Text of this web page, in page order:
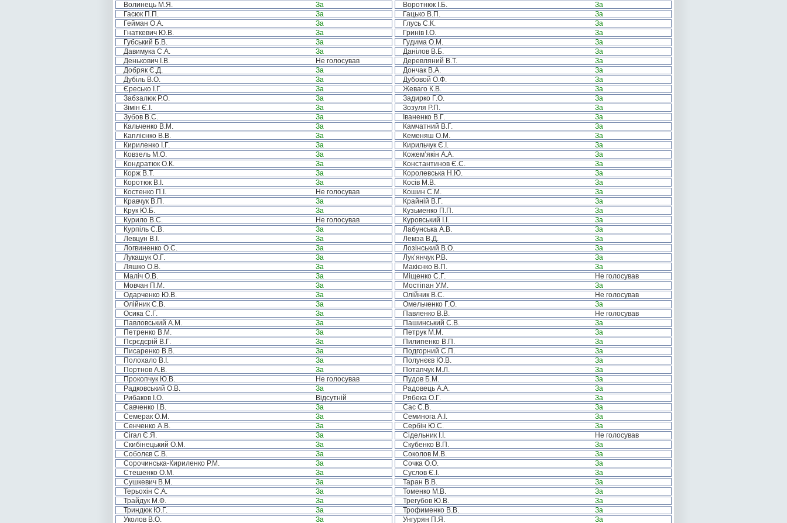
Волинець М.Я.
За Воротнюк І.Б.
За
Гасюк П.П.
За Гацько В.П.
За
Гейман О.А.
За Глусь С.К.
За
Гнаткевич Ю.В.
За Гринів І.О.
За
Губський Б.В.
За Гудима О.М.
За
Давимука С.А.
За Данілов В.Б.
За
Денькович І.В.
Не голосував Деревляний В.Т.
За
Добряк Є.Д.
За Дончак В.А.
За
Дубіль В.О.
За Дубовой О.Ф.
За
Єресько І.Г.
За Жеваго К.В.
За
Забзалюк Р.О.
За Задирко Г.О.
За
Зімін Є.І.
За Зозуля Р.П.
За
Зубов В.С.
За Іваненко В.Г.
За
Кальченко В.М.
За Камчатний В.Г.
За
Каплієнко В.В.
За Кеменяш О.М.
За
Кириленко І.Г.
За Кирильчук Є.І.
За
Ковзель М.О.
За Кожем’якін А.А.
За
Кондратюк О.К.
За Константинов Є.С.
За
Корж В.Т.
За Королевська Н.Ю.
За
Коротюк В.І.
За Косів М.В.
За
Костенко П.І.
Не голосував Кошин С.М.
За
Кравчук В.П.
За Крайній В.Г.
За
Крук Ю.Б.
За Кузьменко П.П.
За
Курило В.С.
Не голосував Куровський І.І.
За
Курпіль С.В.
За Лабунська А.В.
За
Левцун В.І.
За Лемза В.Д.
За
Логвиненко О.С.
За Лозінський В.О.
За
Лукашук О.Г.
За Лук’янчук Р.В.
За
Ляшко О.В.
За Макієнко В.П.
За
Маліч О.В.
За Міщенко С.Г.
Не голосував
Мовчан П.М.
За Мостіпан У.М.
За
Одарченко Ю.В.
За Олійник В.С.
Не голосував
Олійник С.В.
За Омельченко Г.О.
За
Осика С.Г.
За Павленко В.В.
Не голосував
Павловський А.М.
За Пашинський С.В.
За
Петренко В.М.
За Петрук М.М.
За
Пєрєдєрій В.Г.
За Пилипенко В.П.
За
Писаренко В.В.
За Подгорний С.П.
За
Полохало В.І.
За Полунєєв Ю.В.
За
Портнов А.В.
За Потапчук М.Л.
За
Прокопчук Ю.В.
Не голосував Пудов Б.М.
За
Радковський О.В.
За Радовець А.А.
За
Рибаков І.О.
Відсутній Рябека О.Г.
За
Савченко І.В.
За Сас С.В.
За
Семерак О.М.
За Семинога А.І.
За
Сенченко А.В.
За Сербін Ю.С.
За
Сігал Є.Я.
За Сідельник І.І.
Не голосував
Скибінецький О.М.
За Скубенко В.П.
За
Соболєв С.В.
За Соколов М.В.
За
Сорочинська-Кириленко Р.М.
За Сочка О.О.
За
Стешенко О.М.
За Суслов Є.І.
За
Сушкевич В.М.
За Таран В.В.
За
Терьохін С.А.
За Томенко М.В.
За
Трайдук М.Ф.
За Трегубов Ю.В.
За
Триндюк Ю.Г.
За Трофименко В.В.
За
Уколов В.О.
За Унгурян П.Я.
За